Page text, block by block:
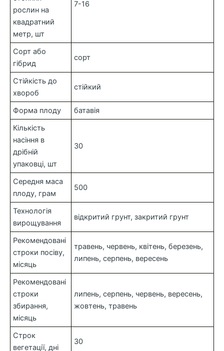
рослин на
квадратний
метр, шт
7-16
Сорт або
гібрид
сорт
Стійкість до
хвороб
стійкий
Форма плоду
батавія
Кількість
насіння в
дрібній
упаковці, шт
30
Середня маса
плоду, грам
500
Технологія
вирощування
відкритий грунт, закритий грунт
Рекомендовані
строки посіву,
місяць
травень, червень, квітень, березень,
липень, серпень, вересень
Рекомендовані
строки
збирання,
місяць
липень, серпень, червень, вересень,
жовтень, травень
Строк
вегетації, дні
30